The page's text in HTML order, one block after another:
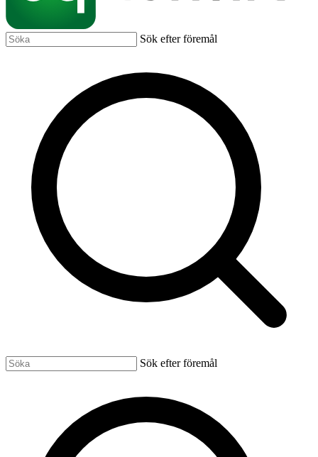
Sök efter föremål
Sök efter föremål